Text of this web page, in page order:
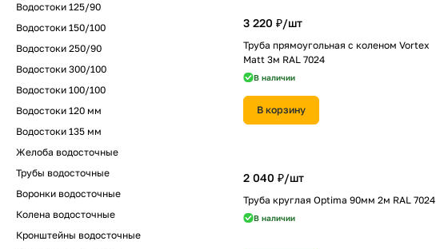
3 220 ₽/шт
Труба прямоугольная с коленом Vortex
Matt 3м RAL 7024
В наличии
В корзину
2 040 ₽/шт
Труба круглая Optima 90мм 2м RAL 7024
В наличии
Водостоки 125/90
Водостоки 150/100
Водостоки 250/90
Водостоки 300/100
Водостоки 100/100
Водостоки 120 мм
Водостоки 135 мм
Желоба водосточные
Трубы водосточные
Воронки водосточные
Колена водосточные
Кронштейны водосточные